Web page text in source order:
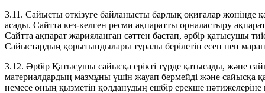
3.11. Сайысты өткізуге байланысты барлық оқиғалар жөнінде
асады. Сайтта кез-келген ресми ақпаратты орналастыру
Сайтта ақпарат жарияланған сәттен бастап, әрбір қатысушы
Сайыстардың қорытындылары туралы берілетін есеп пен
3.12. Әрбір Қатысушы сайысқа ерікті түрде қатысады, және
материалдардың мазмұны үшін жауап бермейді және сайысқа
немесе оның қызметін қолданудың ешбір ерекше нәтижелеріне